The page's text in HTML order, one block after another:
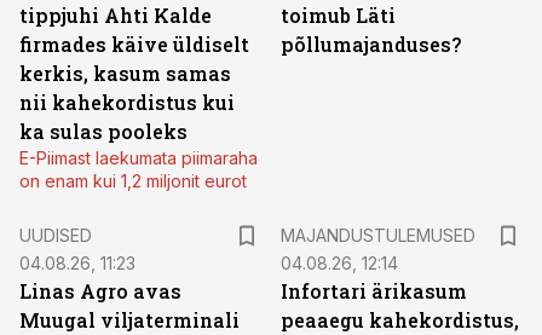
tippjuhi Ahti Kalde
firmades käive üldiselt
kerkis, kasum samas
nii kahekordistus kui
ka sulas pooleks
E-Piimast laekumata piimaraha
on enam kui 1,2 miljonit eurot
toimub Läti
põllumajanduses?
UUDISED
04.08.26, 11:23
Linas Agro avas
Muugal viljaterminali
MAJANDUSTULEMUSED
04.08.26, 12:14
Infortari ärikasum
peaaegu kahekordistus,